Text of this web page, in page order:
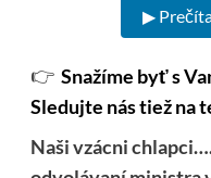
▶
👉 Snažíme byť s
Sledujte nás tiež na
Naši vzácni